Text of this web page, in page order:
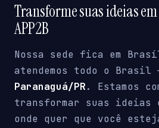
Transforme suas ideias
APP2B
Nossa sede fica em
atendemos todo o
Paranaguá/PR. Estamos
transformar suas ideias
onde quer que você